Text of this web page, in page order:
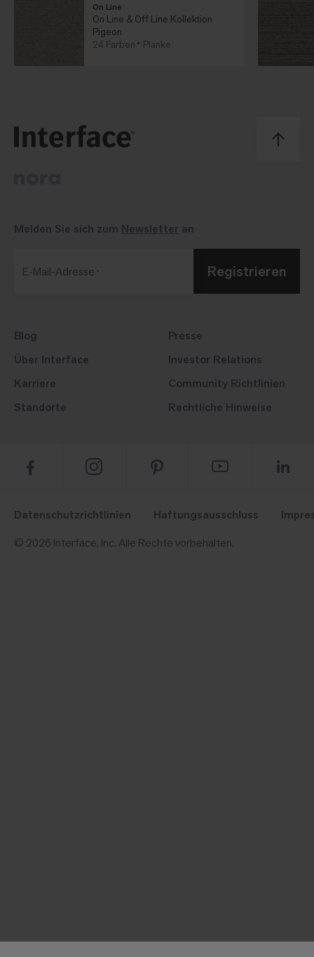
On Line
On Line & Off Line Kollektion
Pigeon
24 Farben
Planke
Blog
Über Interface
Karriere
Standorte
Presse
Investor Relations
Community Richtlinien
Rechtliche Hinweise
Melden Sie sich zum Newsletter an
E-Mail-Adresse Registrieren
Datenschutzrichtlinien Haftungsausschluss
© 2026 Interface, Inc. Alle Rechte vorbehalten.